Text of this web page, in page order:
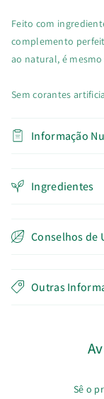
Feito com
complemento
ao natural, é
Sem corantes
Informação
Ingredientes
Conselhos de
Outras
Sê o